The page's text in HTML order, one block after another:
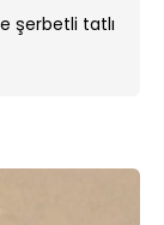
şerbetli tatlı